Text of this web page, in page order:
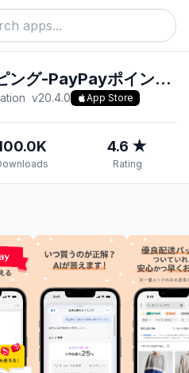
Yahoo!ショッピング-PayPayポイントが貯まる通販
v20.4.0 App Store
4.6 ★
Rating